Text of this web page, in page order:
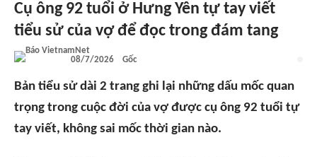
Cụ ông 92 tuổi ở Hưng Yên tự tay viết
tiểu sử của vợ để đọc trong đám tang
08/7/2026 Gốc
Bản tiểu sử dài 2 trang ghi lại những dấu mốc quan
trọng trong cuộc đời của vợ được cụ ông 92 tuổi tự
tay viết, không sai mốc thời gian nào.